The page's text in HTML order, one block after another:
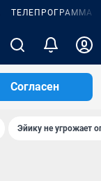
ТЕЛЕПРОГРАММА
Согласен
Эйику не угрожает